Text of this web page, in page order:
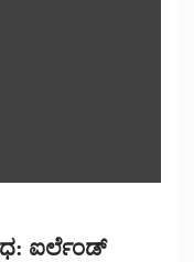
ಐರ್ಲೆಂಡ್